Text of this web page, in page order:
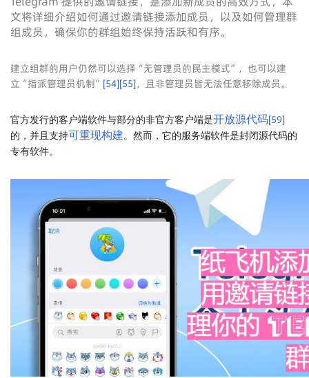
文将详细介绍如何通过邀请链接添加成员，以及如何管理群
组成员，确保你的群组始终保持活跃和有序。
建立组群的用户仍然可以选择“无管理员的民主模式”，也可以建
立“指派管理员机制” [54][55]，且非管理员皆无法任意移除成员。
官方发行的客户端软件与部分的非官方客户端是开放源代码[59]
的，并且支持可重现构建。然而，它的服务端软件是封闭源代码的
专有软件。